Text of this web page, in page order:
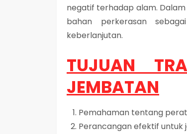
negatif terhadap alam.
bahan perkerasan
keberlanjutan.
TUJUAN
JEMBATAN
Pemahaman tentang
Perancangan efektif untuk